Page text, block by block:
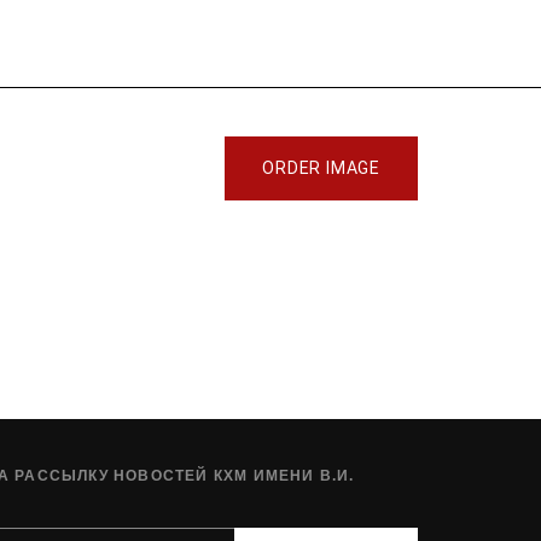
ORDER IMAGE
РАССЫЛКУ НОВОСТЕЙ КХМ ИМЕНИ В.И.